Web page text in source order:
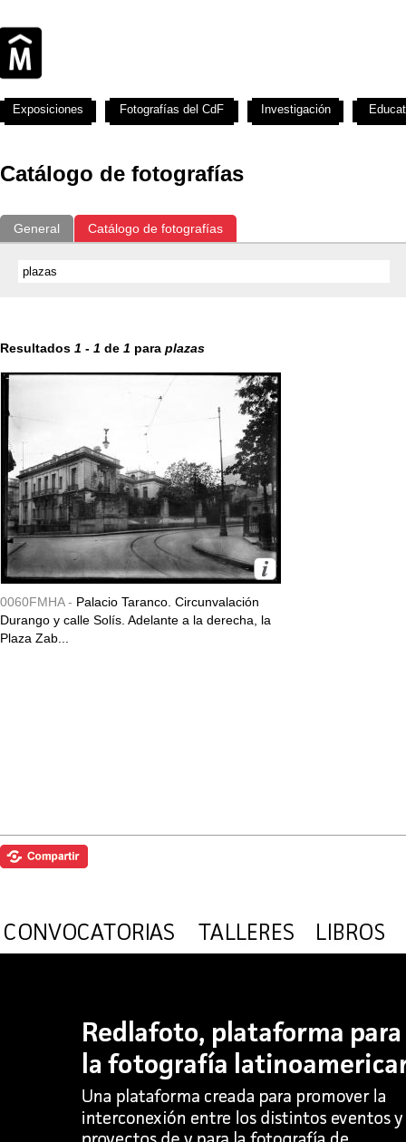
Catálogo de fotografías
General Catálogo de fotografías
Resultados 1 - 1 de 1 para plazas
0060FMHA - Palacio Taranco. Circunvalación
Durango y calle Solís. Adelante a la derecha, la
Plaza Zab...
Exposiciones Fotografías del CdF Investigación